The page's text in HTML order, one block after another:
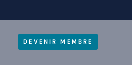
DEVENIR MEMBRE